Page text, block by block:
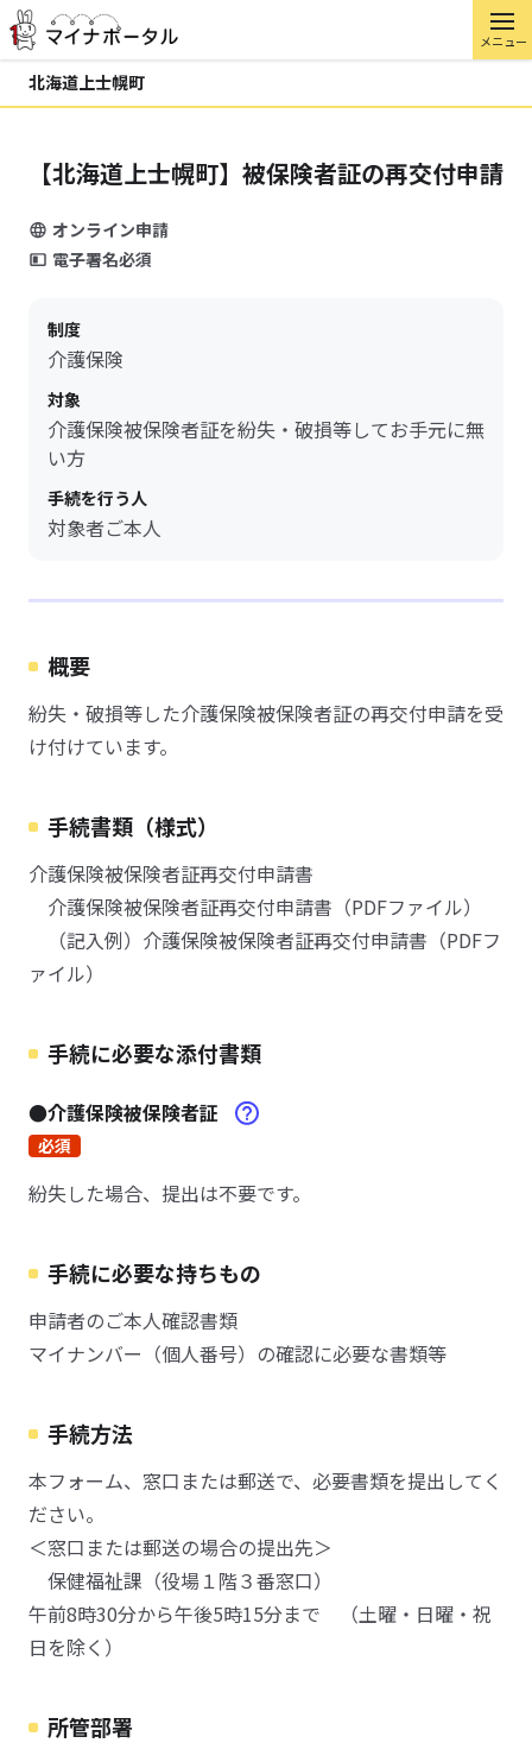
メニュー
北海道上士幌町
【北海道上士幌町】被保険者証の再交付申請
オンライン申請
電子署名必須
制度
介護保険
対象
介護保険被保険者証を紛失・破損等してお手元に無
い方
手続を行う人
対象者ご本人
概要
紛失・破損等した介護保険被保険者証の再交付申請を受
け付けています。
手続書類（様式）
介護保険被保険者証再交付申請書
介護保険被保険者証再交付申請書（PDFファイル）
（記入例）介護保険被保険者証再交付申請書（PDFフ
ァイル）
手続に必要な添付書類
●介護保険被保険者証
必須
紛失した場合、提出は不要です。
手続に必要な持ちもの
申請者のご本人確認書類
マイナンバー（個人番号）の確認に必要な書類等
手続方法
本フォーム、窓口または郵送で、必要書類を提出してく
ださい。
＜窓口または郵送の場合の提出先＞
保健福祉課（役場１階３番窓口）
午前8時30分から午後5時15分まで （土曜・日曜・祝
日を除く）
所管部署